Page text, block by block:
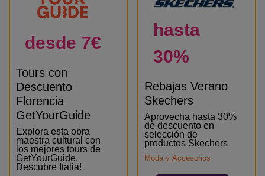
desde 7€
Tours con
Descuento
Florencia
GetYourGuide
Explora esta obra
maestra cultural con
los mejores tours de
GetYourGuide.
Descubre Italia!
hasta
30%
Rebajas Verano
Skechers
Aprovecha hasta 30%
de descuento en
selección de
productos Skechers
Moda y Accesorios